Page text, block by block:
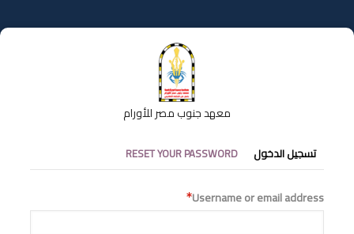
إلى
المحتوى
معهد جنوب مصر للأورام
التبويبات
الأساسية
تسجيل الدخول RESET YOUR PASSWORD
Username or email address